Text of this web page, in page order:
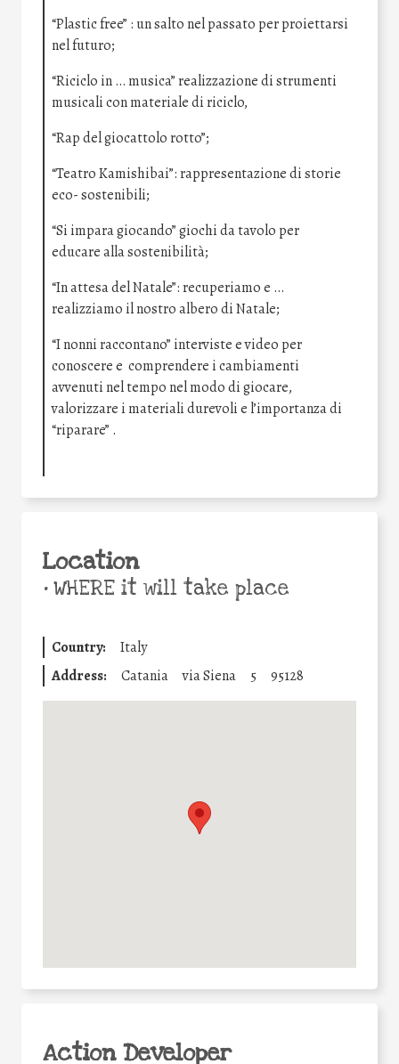
“Plastic free” : un salto nel passato per proiettarsi
nel futuro;
“Riciclo in … musica” realizzazione di strumenti
musicali con materiale di riciclo,
“Rap del giocattolo rotto”;
“Teatro Kamishibai”: rappresentazione di storie
eco- sostenibili;
“Si impara giocando” giochi da tavolo per
educare alla sostenibilità;
“In attesa del Natale”: recuperiamo e …
realizziamo il nostro albero di Natale;
“I nonni raccontano” interviste e video per
conoscere e comprendere i cambiamenti
avvenuti nel tempo nel modo di giocare,
valorizzare i materiali durevoli e l’importanza di
“riparare” .
Location
•WHERE it will take place
Country:
Italy
Address:
Catania via Siena 5 95128
Action Developer